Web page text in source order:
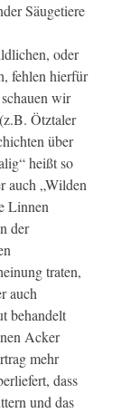
Säugetiere
oder
fehlen hierfür
wir
Ötztaler
über
heißt so
auch „Wilden
Linnen
der
traten,
auch
behandelt
Acker
mehr
dass
und das